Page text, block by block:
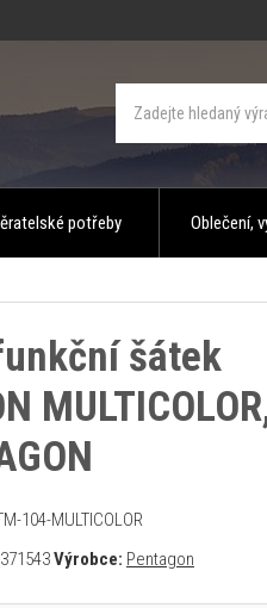
potřeby Oblečení,
šátek
104-MULTICOLOR
Výrobce: Pentagon